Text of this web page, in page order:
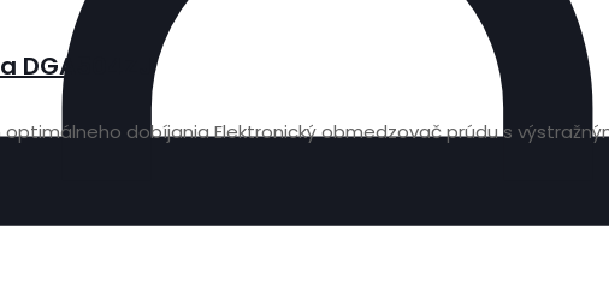
optimálneho dobíjania Elektronický obmedzovač prúdu s